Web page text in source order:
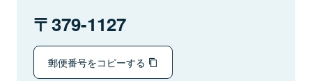
379-1127
郵便番号をコピーする